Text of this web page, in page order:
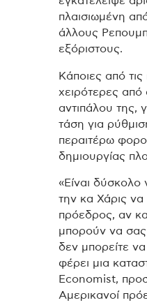
πλαισιωμένη
άλλους
εξόριστους.
Κάποιες από τις
χειρότερες από
αντιπάλου της,
τάση για
περαιτέρω
δημιουργίας
«Είναι δύσκολο
την κα Χάρις να
πρόεδρος, αν
μπορούν να
δεν μπορείτε
φέρει μια
Economist,
Αμερικανοί